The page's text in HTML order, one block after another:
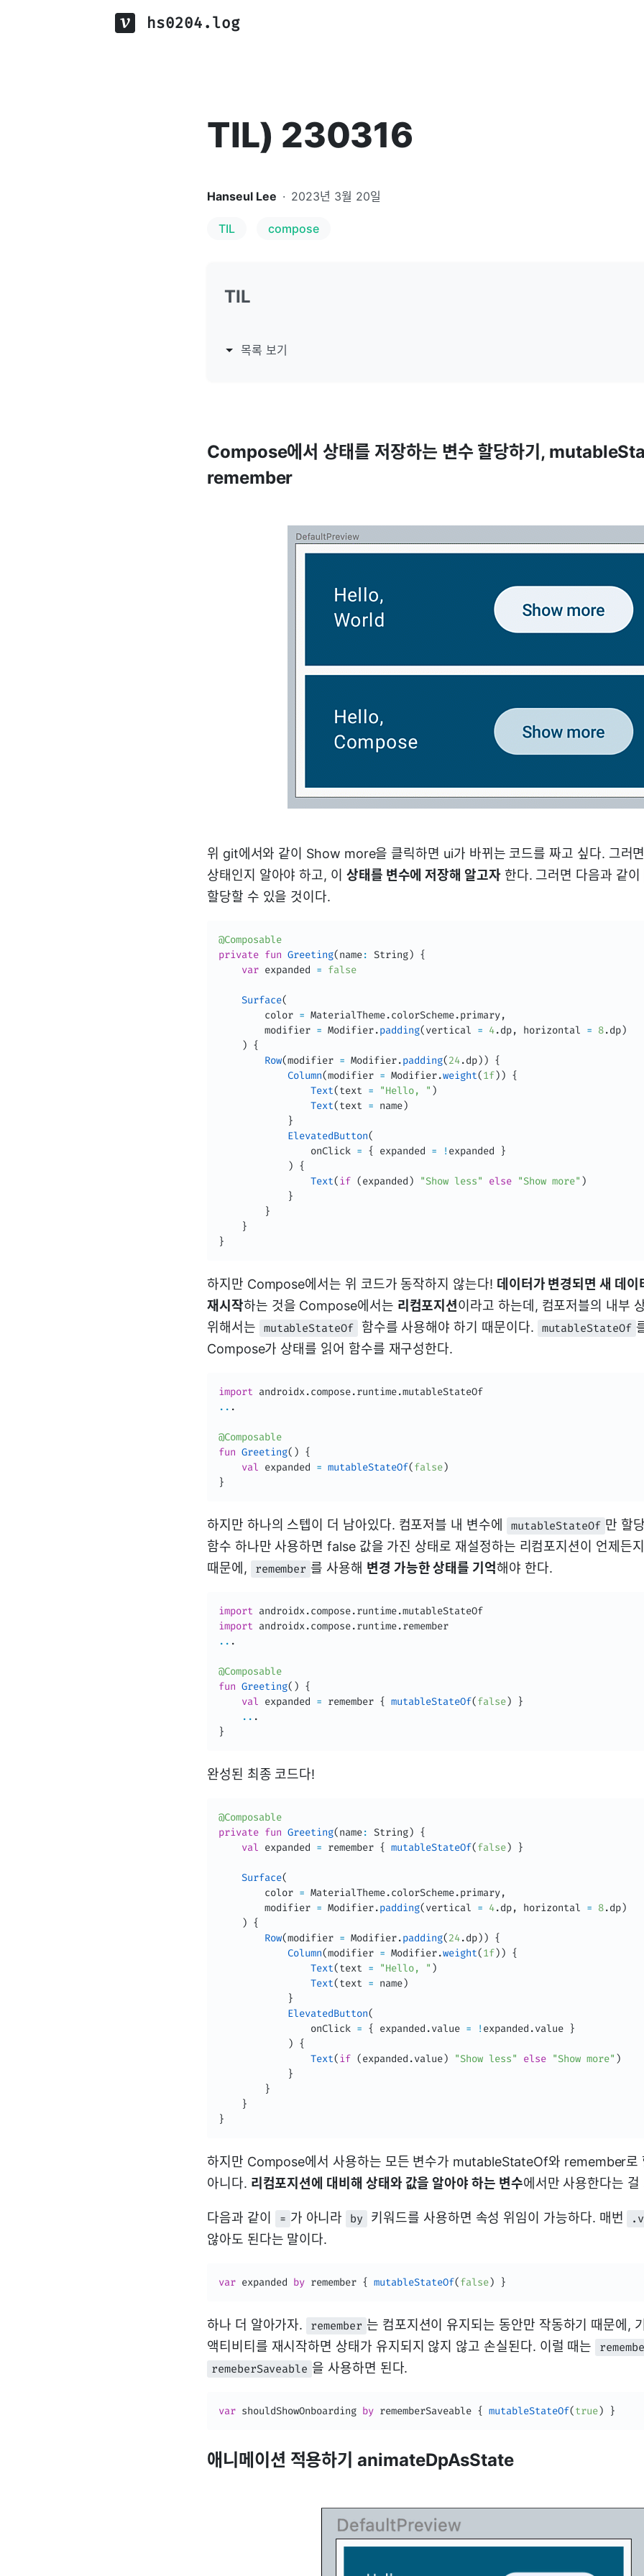
hs0204.log
TIL) 230316
Hanseul Lee · 2023년 3월 20일
TIL compose
TIL
목록 보기
Compose에서 상태를 저장하는 변수 할당하기,
remember
위 git에서와 같이 Show more을 클릭하면 ui가 바뀌는 코드를 짜고 싶다. 그러
상태인지 알아야 하고, 이 상태를 변수에 저장해 알고자한다. 그러면 다음과 같이
할당할 수 있을 것이다.
@Composable
private fun Greeting(name: String) {
var expanded = false
Surface(
        color
= MaterialTheme.colorScheme.primary,
        modifier
= Modifier.padding(vertical = 4.dp, horizontal = 8.dp)
) {
Row(modifier = Modifier.padding(24.dp) ) {
Column(modifier = Modifier.weight(1f) ) {
Text(text = "Hello, " )
Text(text = name)
}
ElevatedButton(
                onClick
= { expanded = ! expanded
}
) {
Text(if (expanded ) "Show less" else "Show more" )
}
}
}
}
하지만 Compose에서는 위 코드가 동작하지 않는다! 데이터가 변경되면 새 데이
재시작하는 것을 Compose에서는 리컴포지션이라고 하는데, 컴포저블의 내부
위해서는
mutableStateOf 함수를 사용해야 하기 때문이다. mutableStateOf
Compose가 상태를 읽어 함수를 재구성한다.
import androidx.compose.runtime.
.. .
@Composable
fun Greeting( ) {
val expanded = mutableStateOf(false)
}
하지만 하나의 스텝이 더 남아있다. 컴포저블 내 변수에 mutableStateOf 만 할
함수 하나만 사용하면 false 값을 가진 상태로 재설정하는 리컴포지션이 언제든
때문에,
remember 를 사용해 변경 가능한 상태를 기억해야 한다.
import androidx.compose.runtime.
import androidx.compose.runtime.
.. .
@Composable
fun Greeting( ) {
val expanded = remember { mutableStateOf(false)
}
.. .
}
완성된 최종 코드다!
@Composable
private fun Greeting(name: String) {
val expanded = remember { mutableStateOf(false) }
Surface(
        color
= MaterialTheme.colorScheme.primary,
        modifier
= Modifier.padding(vertical = 4.dp, horizontal = 8.dp)
) {
Row(modifier = Modifier.padding(24.dp) ) {
Column(modifier = Modifier.weight(1f) ) {
Text(text = "Hello, " )
Text(text = name)
}
ElevatedButton(
                onClick
= { expanded .value = ! expanded .value }
) {
Text(if (expanded .value) "Show less" else "Show more" )
}
}
}
}
하지만 Compose에서 사용하는 모든 변수가 mutableStateOf와 remember로
아니다. 리컴포지션에 대비해 상태와 값을 알아야 하는 변수에서만 사용한다는 걸
다음과 같이 = 가 아니라 by 키워드를 사용하면 속성 위임이 가능하다. 매번
않아도 된다는 말이다.
var expanded by remember { mutableStateOf(false) }
하나 더 알아가자. remember 는 컴포지션이 유지되는 동안만 작동하기 때문에,
액티비티를 재시작하면 상태가 유지되지 않지 않고 손실된다. 이럴 때는
remeberSaveable 을 사용하면 된다.
var shouldShowOnboarding by rememberSaveable { mutableStateOf(true) }
애니메이션 적용하기 animateDpAsState